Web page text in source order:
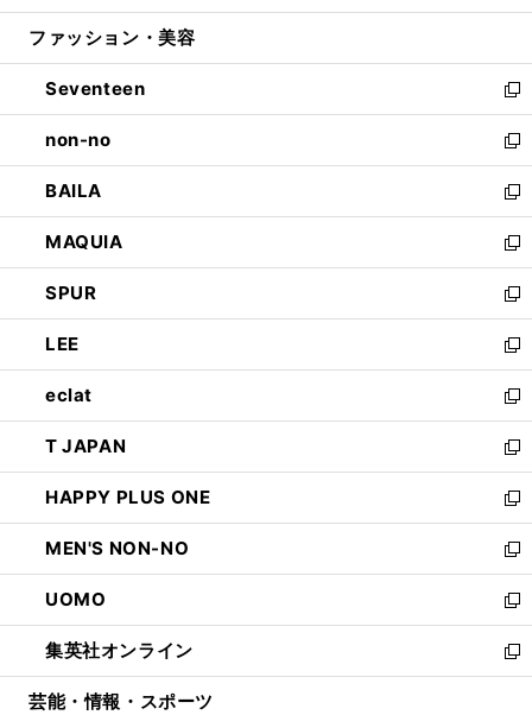
開
ウ
開
く
ン
ウ
で
開
く
ウ
ン
ド
ウ
で
開
く
ファッション・美容
Seventeen
新
し
い
ウ
ィ
ン
ド
ウ
で
開
く
non-no
新
し
い
ウ
ィ
ン
ド
ウ
で
開
く
BAILA
新
し
い
ウ
ィ
ン
ド
ウ
で
開
く
MAQUIA
新
し
い
ウ
ィ
ン
ド
ウ
で
開
く
SPUR
新
し
い
ウ
ィ
ン
ド
ウ
で
開
く
LEE
新
し
い
ウ
ィ
ン
ド
ウ
で
開
く
eclat
新
し
い
ウ
ィ
ン
ド
ウ
で
開
く
T JAPAN
新
し
い
ウ
ィ
ン
ド
ウ
で
開
HAPPY PLUS ONE
新
し
い
ウ
ィ
ン
ド
ウ
MEN'S NON-NO
新
し
い
ウ
ィ
ン
UOMO
新
し
い
ウ
集英社オンライン
新
し
芸能・情報・スポーツ